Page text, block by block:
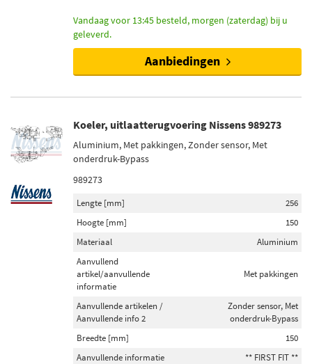
Vandaag voor 13:45 besteld, morgen (zaterdag) bij u
geleverd.
Aanbiedingen
Koeler, uitlaatterugvoering Nissens 989273
Aluminium, Met pakkingen, Zonder sensor, Met
onderdruk-Bypass
989273
Lengte [mm]
256
Hoogte [mm]
150
Materiaal
Aluminium
Aanvullend
artikel/aanvullende
informatie
Met pakkingen
Aanvullende artikelen /
Aanvullende info 2
Zonder sensor, Met
onderdruk-Bypass
Breedte [mm]
150
Aanvullende informatie
** FIRST FIT **